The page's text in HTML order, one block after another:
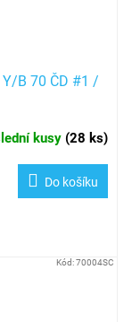
B 70 ČD #1 /
kusy (28 ks)
Do košíku
Kód:70004SC